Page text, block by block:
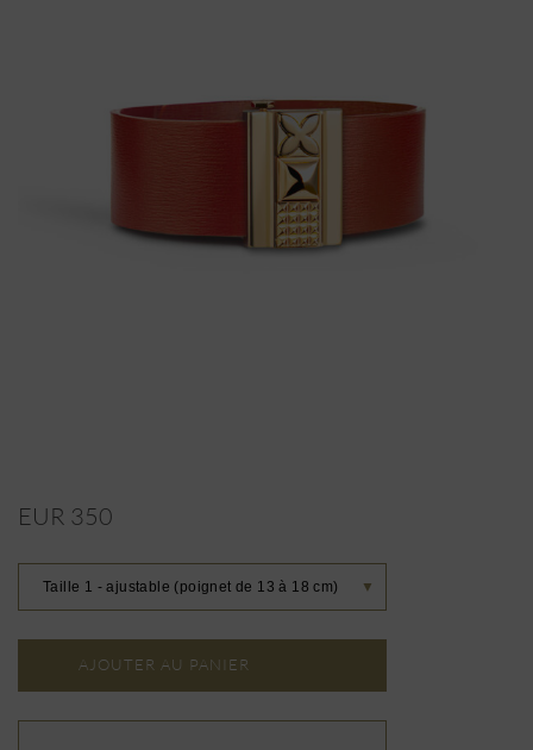
EUR 350
Taille 1 - ajustable (poignet de 13 à 18 cm) ▼
AJOUTER AU PANIER